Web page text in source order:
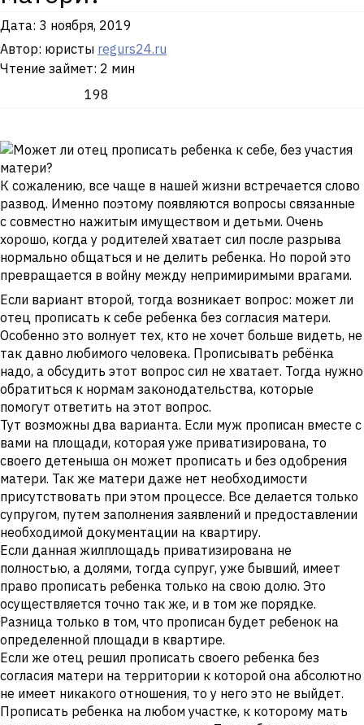
Дата: 3 ноября, 2019
Автор: юристы regurs24.ru
Чтение займет: 2 мин
198
К сожалению, все чаще в нашей жизни встречается слово
развод. Именно поэтому появляются вопросы связанные
с совместно нажитым имуществом и детьми. Очень
хорошо, когда у родителей хватает сил после разрыва
нормально общаться и не делить ребенка. Но порой это
превращается в войну между непримиримыми врагами.
Если вариант второй, тогда возникает вопрос: может ли
отец прописать к себе ребенка без согласия матери.
Особенно это волнует тех, кто не хочет больше видеть, не
так давно любимого человека. Прописывать ребёнка
надо, а обсудить этот вопрос сил не хватает. Тогда нужно
обратиться к нормам законодательства, которые
помогут ответить на этот вопрос.
Тут возможны два варианта. Если муж прописан вместе с
вами на площади, которая уже приватизирована, то
своего детеныша он может прописать и без одобрения
матери. Так же матери даже нет необходимости
присутствовать при этом процессе. Все делается только
супругом, путем заполнения заявлений и предоставлении
необходимой документации на квартиру.
Если данная жилплощадь приватизирована не
полностью, а долями, тогда супруг, уже бывший, имеет
право прописать ребенка только на свою долю. Это
осуществляется точно так же, и в том же порядке.
Разница только в том, что прописан будет ребенок на
определенной площади в квартире.
Если же отец решил прописать своего ребенка без
согласия матери на территории к которой она абсолютно
не имеет никакого отношения, то у него это не выйдет.
Прописать ребенка на любом участке, к которому мать